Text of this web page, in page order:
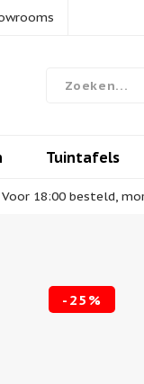
Tuintafels
Voor 18:00 besteld,
-25%